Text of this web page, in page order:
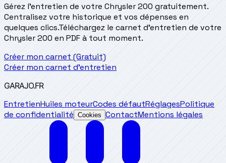
Gérez l'entretien de votre Chrysler 200 gratuitement.
Centralisez votre historique et vos dépenses en
quelques clics.Téléchargez le carnet d'entretien de votre
Chrysler 200 en PDF à tout moment.
Créer mon carnet (Gratuit)
Créer mon carnet d'entretien
GARAJO.FR
EntretienHuiles moteurCodes défautRéglagesPolitique
de confidentialité Cookies ContactMentions légales